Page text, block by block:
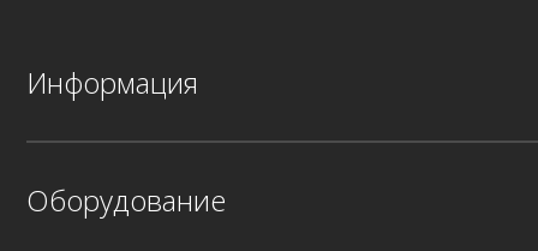
Информация
Оборудование